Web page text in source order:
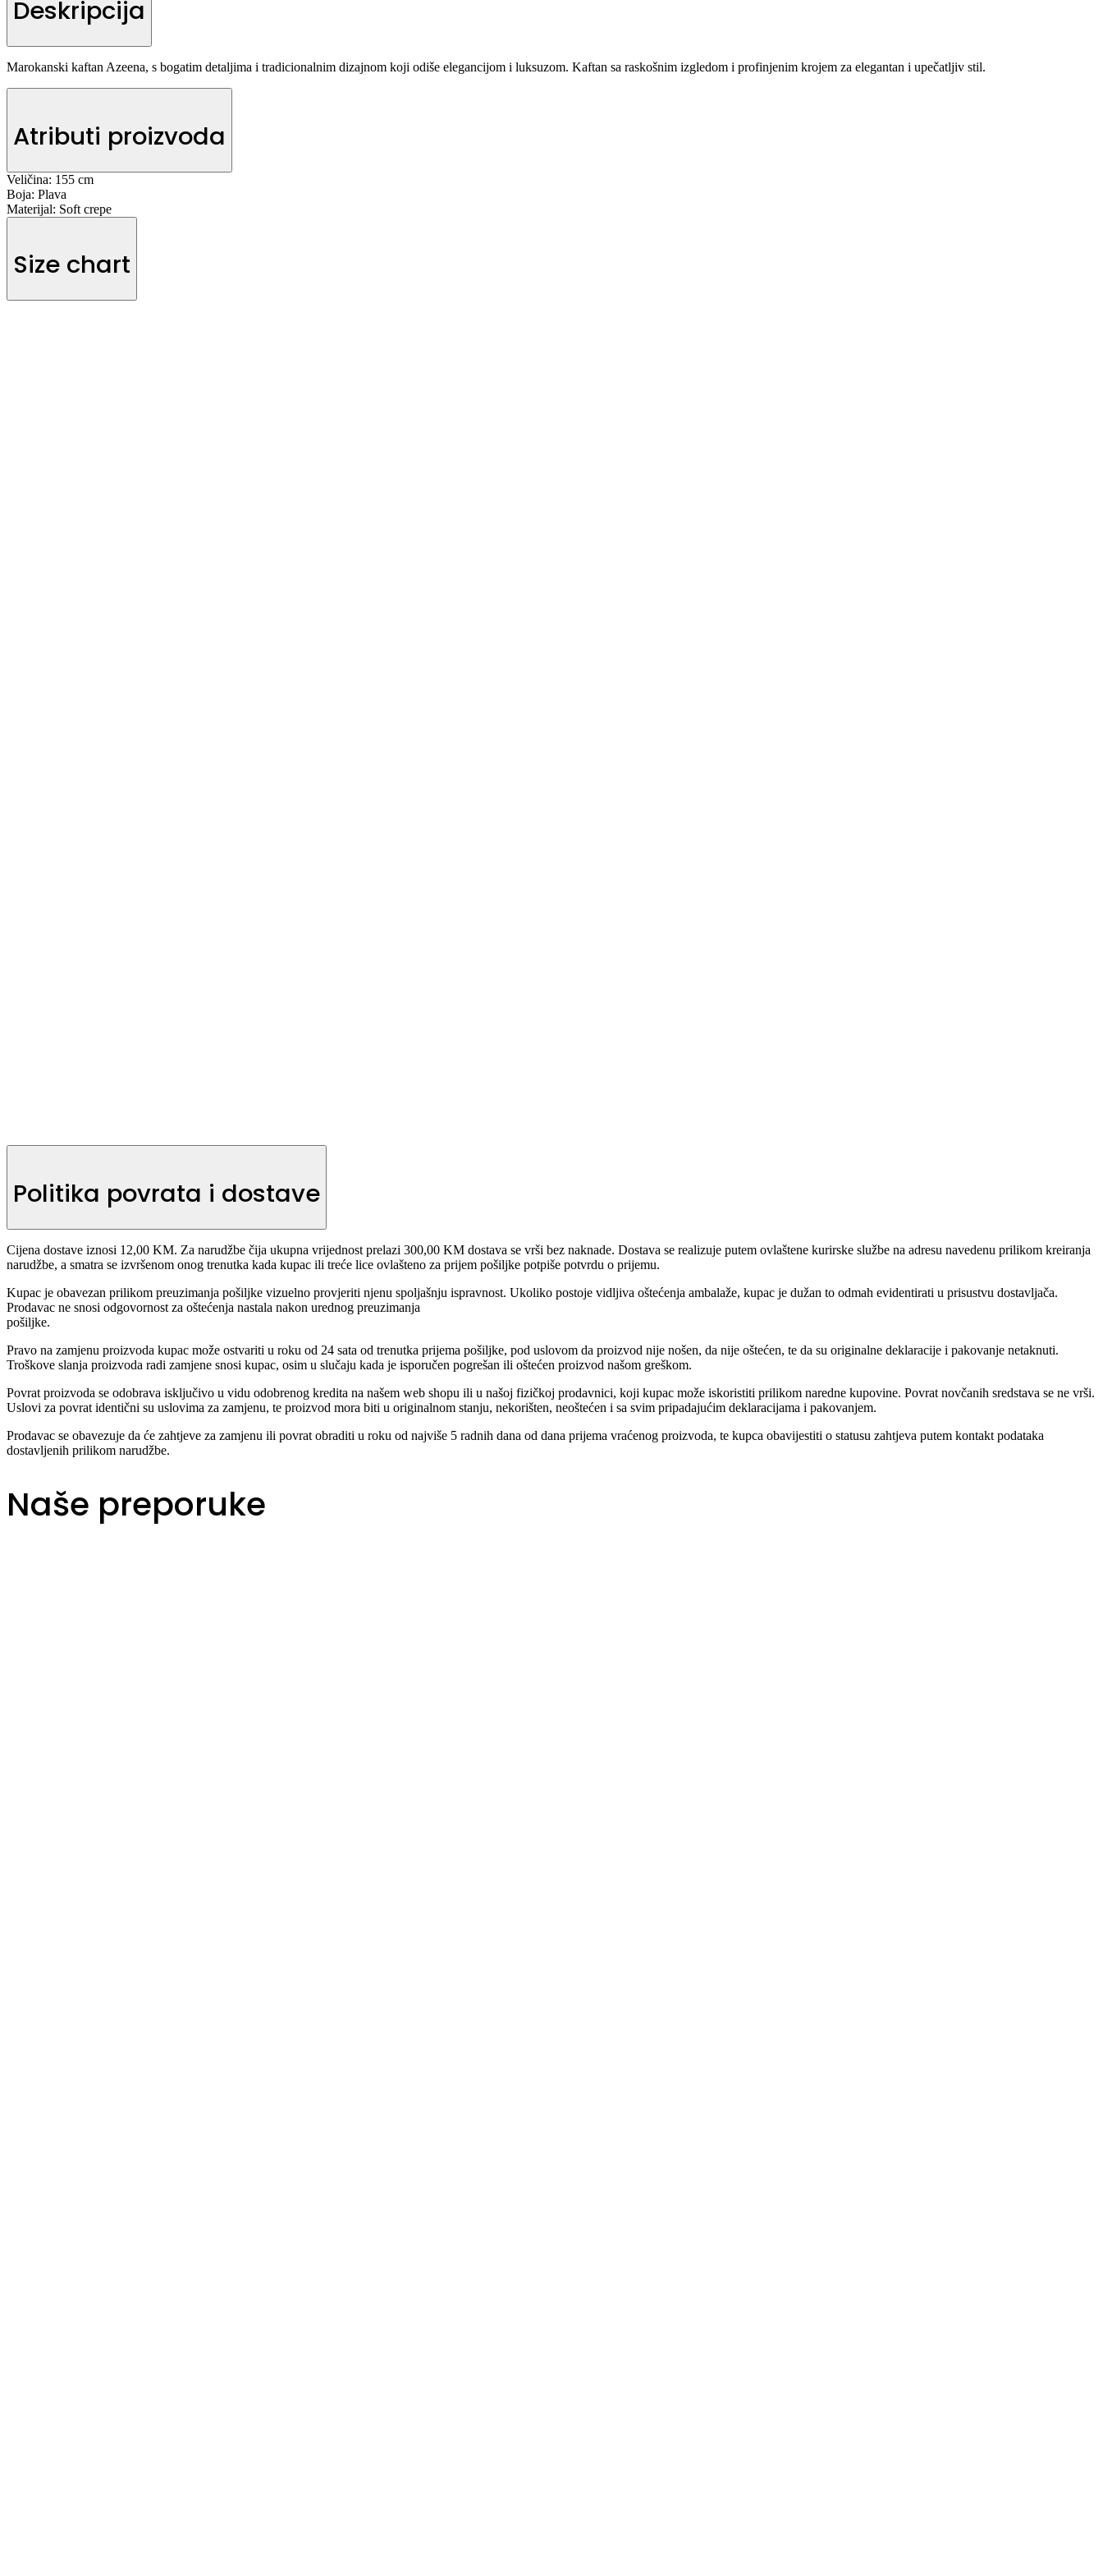
Deskripcija
Marokanski kaftan Azeena, s bogatim detaljima i tradicionalnim dizajnom koji odiše elegancijom i luksuzom. Kaftan sa raskošnim izgledom i profinjenim krojem za elegantan i upečatljiv stil.
Atributi proizvoda
Veličina: 155 cm
Boja: Plava
Materijal: Soft crepe
Size chart
Politika povrata i dostave
Cijena dostave iznosi 12,00 KM. Za narudžbe čija ukupna vrijednost prelazi 300,00 KM dostava se vrši bez naknade. Dostava se realizuje putem ovlaštene kurirske službe na adresu navedenu prilikom kreiranja
narudžbe, a smatra se izvršenom onog trenutka kada kupac ili treće lice ovlašteno za prijem pošiljke potpiše potvrdu o prijemu.
Kupac je obavezan prilikom preuzimanja pošiljke vizuelno provjeriti njenu spoljašnju ispravnost. Ukoliko postoje vidljiva oštećenja ambalaže, kupac je dužan to odmah evidentirati u prisustvu dostavljača.
Prodavac ne snosi odgovornost za oštećenja nastala nakon urednog preuzimanja
pošiljke.
Pravo na zamjenu proizvoda kupac može ostvariti u roku od 24 sata od trenutka prijema pošiljke, pod uslovom da proizvod nije nošen, da nije oštećen, te da su originalne deklaracije i pakovanje netaknuti.
Troškove slanja proizvoda radi zamjene snosi kupac, osim u slučaju kada je isporučen pogrešan ili oštećen proizvod našom greškom.
Povrat proizvoda se odobrava isključivo u vidu odobrenog kredita na našem web shopu ili u našoj fizičkoj prodavnici, koji kupac može iskoristiti prilikom naredne kupovine. Povrat novčanih sredstava se ne vrši.
Uslovi za povrat identični su uslovima za zamjenu, te proizvod mora biti u originalnom stanju, nekorišten, neoštećen i sa svim pripadajućim deklaracijama i pakovanjem.
Prodavac se obavezuje da će zahtjeve za zamjenu ili povrat obraditi u roku od najviše 5 radnih dana od dana prijema vraćenog proizvoda, te kupca obavijestiti o statusu zahtjeva putem kontakt podataka
dostavljenih prilikom narudžbe.
Naše preporuke